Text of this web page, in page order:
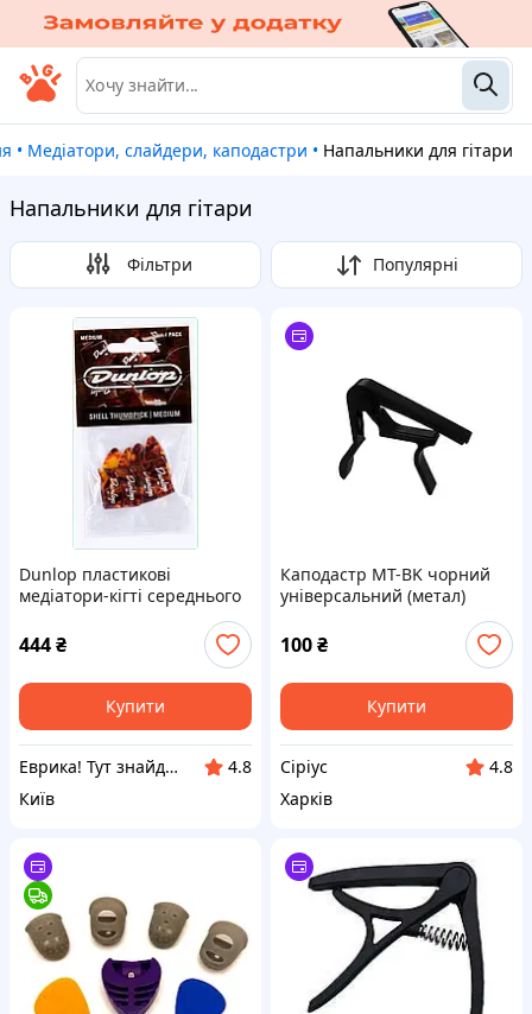
• Медіатори, слайдери, каподастри • Напальники для гітари
Напальники для гітари
Фільтри Популярні
Dunlop пластикові
медіатори-кігті середнього
444₴
Купити
Еврика! Тут знайдеться все!
4.8
Київ
Каподастр MT-BK чорний
універсальний (метал)
100₴
Купити
Cipiyc
4.8
Харків